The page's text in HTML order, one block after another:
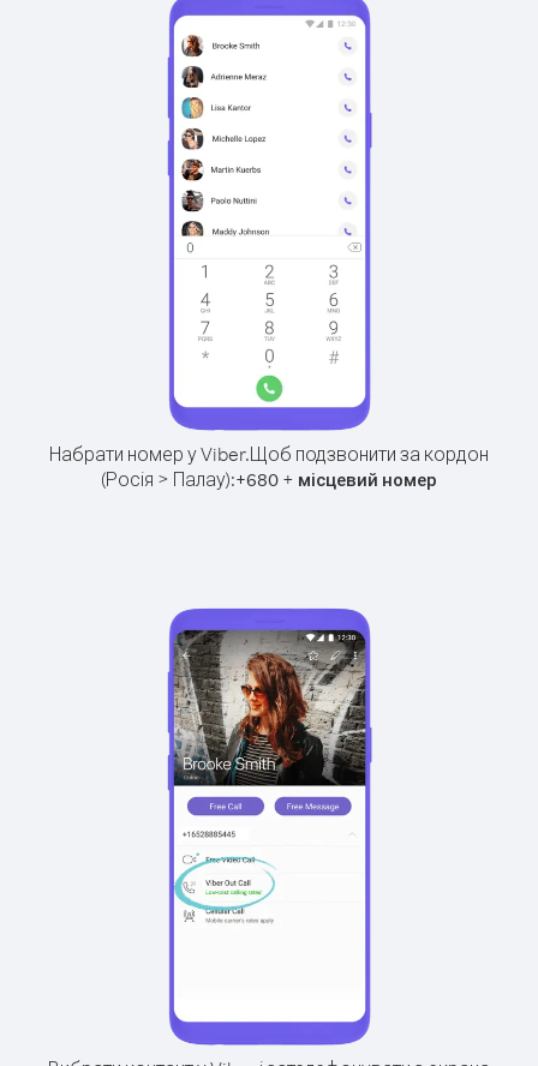
Набрати номер у Viber.Щоб подзвонити за кордон
(Росія > Палау):+680 + місцевий номер